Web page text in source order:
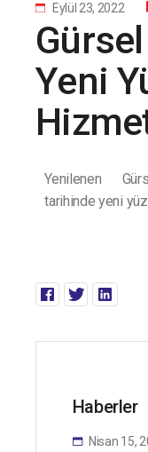
Eylül 23, 2022
Yeni
Yenilenen
tarihinde yeni
Haberler
Nisan 15,